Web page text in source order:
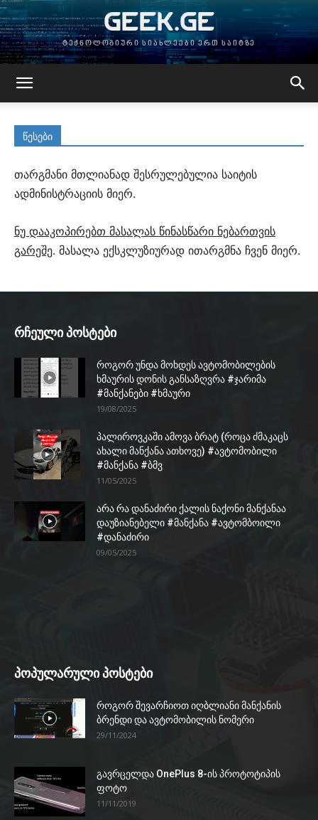
GEEK.GE
ტექნოლოგიური სიახლეები ერთ საიტზე
წესები
თარგმანი მთლიანად შესრულებულია საიტის
ადმინისტრაციის მიერ.
ნუ დააკოპირებთ მასალას წინასწარი ნებართვის
გარეშე. მასალა ექსკლუზიურად ითარგმნა ჩვენ მიერ.
რჩეული პოსტები
როგორ უნდა მოხდეს ავტომობილების
ხმაურის დონის განსაზღვრა #ჯარიმა
#მანქანები #ხმაური
19/08/2025
პალიროვკაში ამოვა ბრატ (როცა ძმაკაცს
ახალი მანქანა ათხოვე) #ავტომობილი
#მანქანა #ბმვ
11/05/2025
არა რა დანაძირი ქალის ნაქონი მანქანაა
დაუზიანებელი #მანქანა #ავტომბოილი
#დანაძირი
09/05/2025
პოპულარული პოსტები
როგორ შევარჩიოთ იღბლიანი მანქანის
ბრენდი და ავტომობილის ნომერი
29/11/2024
გავრცელდა OnePlus 8-ის პროტოტიპის
ფოტო
11/11/2019